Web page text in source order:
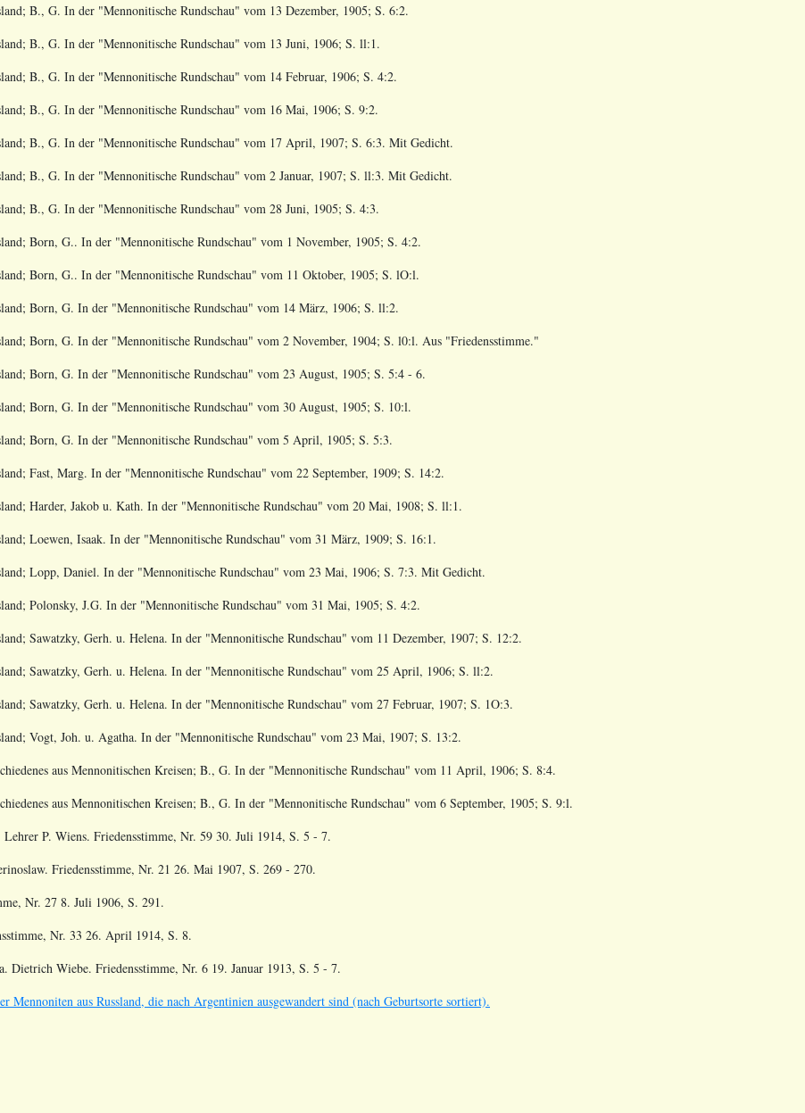
B., G. In der "Mennonitische Rundschau" vom 13 Dezember, 1905; S. 6:2.
B., G. In der "Mennonitische Rundschau" vom 13 Juni, 1906; S. ll:1.
B., G. In der "Mennonitische Rundschau" vom 14 Februar, 1906; S. 4:2.
B., G. In der "Mennonitische Rundschau" vom 16 Mai, 1906; S. 9:2.
B., G. In der "Mennonitische Rundschau" vom 17 April, 1907; S. 6:3. Mit Gedicht.
B., G. In der "Mennonitische Rundschau" vom 2 Januar, 1907; S. ll:3. Mit Gedicht.
B., G. In der "Mennonitische Rundschau" vom 28 Juni, 1905; S. 4:3.
Born, G.. In der "Mennonitische Rundschau" vom 1 November, 1905; S. 4:2.
Born, G.. In der "Mennonitische Rundschau" vom 11 Oktober, 1905; S. lO:l.
Born, G. In der "Mennonitische Rundschau" vom 14 März, 1906; S. ll:2.
Born, G. In der "Mennonitische Rundschau" vom 2 November, 1904; S. l0:l. Aus "Friedensstimme."
Born, G. In der "Mennonitische Rundschau" vom 23 August, 1905; S. 5:4 - 6.
Born, G. In der "Mennonitische Rundschau" vom 30 August, 1905; S. 10:l.
Born, G. In der "Mennonitische Rundschau" vom 5 April, 1905; S. 5:3.
Fast, Marg. In der "Mennonitische Rundschau" vom 22 September, 1909; S. 14:2.
Harder, Jakob u. Kath. In der "Mennonitische Rundschau" vom 20 Mai, 1908; S. ll:1.
Loewen, Isaak. In der "Mennonitische Rundschau" vom 31 März, 1909; S. 16:1.
Lopp, Daniel. In der "Mennonitische Rundschau" vom 23 Mai, 1906; S. 7:3. Mit Gedicht.
Polonsky, J.G. In der "Mennonitische Rundschau" vom 31 Mai, 1905; S. 4:2.
Sawatzky, Gerh. u. Helena. In der "Mennonitische Rundschau" vom 11 Dezember, 1907; S. 12:2.
Sawatzky, Gerh. u. Helena. In der "Mennonitische Rundschau" vom 25 April, 1906; S. ll:2.
Sawatzky, Gerh. u. Helena. In der "Mennonitische Rundschau" vom 27 Februar, 1907; S. 1O:3.
Vogt, Joh. u. Agatha. In der "Mennonitische Rundschau" vom 23 Mai, 1907; S. 13:2.
aus Mennonitischen Kreisen; B., G. In der "Mennonitische Rundschau" vom 11 April, 1906; S. 8:4.
aus Mennonitischen Kreisen; B., G. In der "Mennonitische Rundschau" vom 6 September, 1905; S. 9:l.
P. Wiens. Friedensstimme, Nr. 59 30. Juli 1914, S. 5 - 7.
Friedensstimme, Nr. 21 26. Mai 1907, S. 269 - 270.
Nr. 27 8. Juli 1906, S. 291.
Nr. 33 26. April 1914, S. 8.
Dietrich Wiebe. Friedensstimme, Nr. 6 19. Januar 1913, S. 5 - 7.
Mennoniten aus Russland, die nach Argentinien ausgewandert sind (nach Geburtsorte sortiert).